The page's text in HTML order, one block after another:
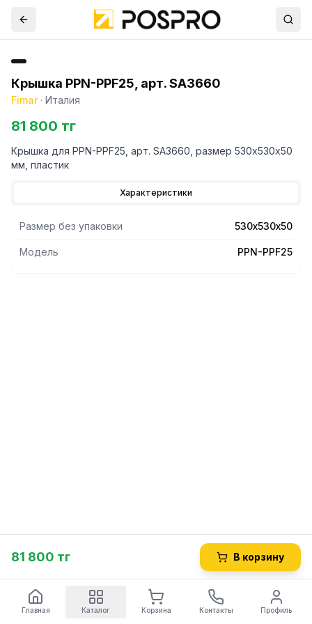
Крышка PPN-PPF25, арт. SA3660
Fimar· Италия
81 800 тг
Крышка для PPN-PPF25, арт. SA3660, размер 530х530х50
мм, пластик
Характеристики
Размер без упаковки 530х530х50
Модель PPN-PPF25
81 800 тг В корзину
Главная Каталог Корзина Контакты Профиль